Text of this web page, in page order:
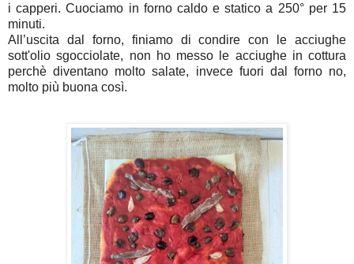
i capperi. Cuociamo in forno caldo e statico a 250° per 15
minuti.
All’uscita dal forno, finiamo di condire con le acciughe
sott'olio sgocciolate, non ho messo le acciughe in cottura
perchè diventano molto salate, invece fuori dal forno no,
molto più buona così.